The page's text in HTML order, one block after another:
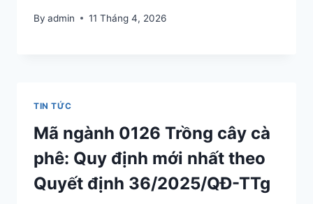
By admin 11 Tháng 4, 2026
TIN TỨC
Mã ngành 0126 Trồng cây cà
phê: Quy định mới nhất theo
Quyết định 36/2025/QĐ-TTg